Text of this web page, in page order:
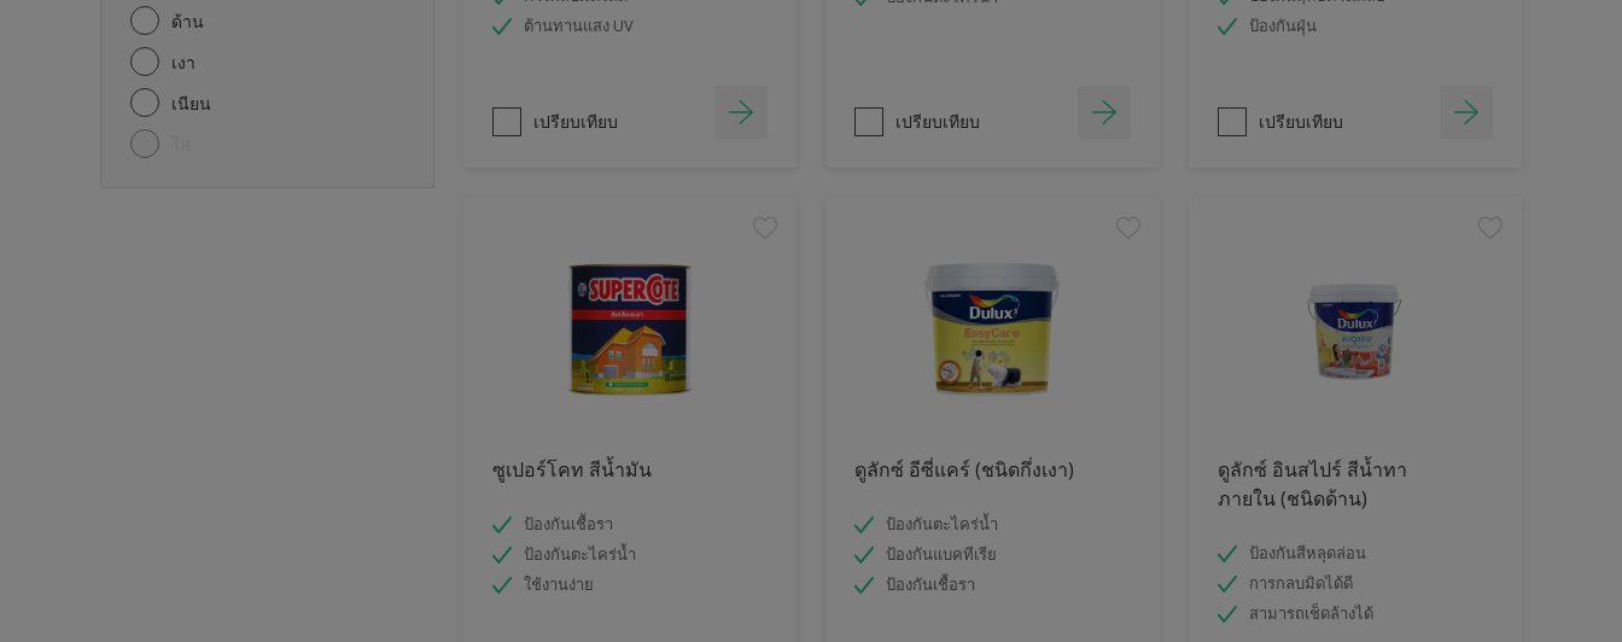
ด้าน
เงา
เนียน
ต้านทานแสง UV
เปรียบเทียบ เปรียบเทียบ
ป้องกันฝุ่น
เปรียบเทียบ
ซูเปอร์โคท สีน้ำมัน
ป้องกันเชื้อรา
ป้องกันตะไคร่น้ำ
ใช้งานง่าย
ดูลักซ์ อีซี่แคร์ (ชนิดกึ่งเงา)
ป้องกันตะไคร่น้ำ
ป้องกันแบคทีเรีย
ป้องกันเชื้อรา
ดูลักซ์ อินสไปร์ สีน้ำทา
ภายใน (ชนิดด้าน)
ป้องกันสีหลุดล่อน
การกลบมิดได้ดี
สามารถเช็ดล้างได้